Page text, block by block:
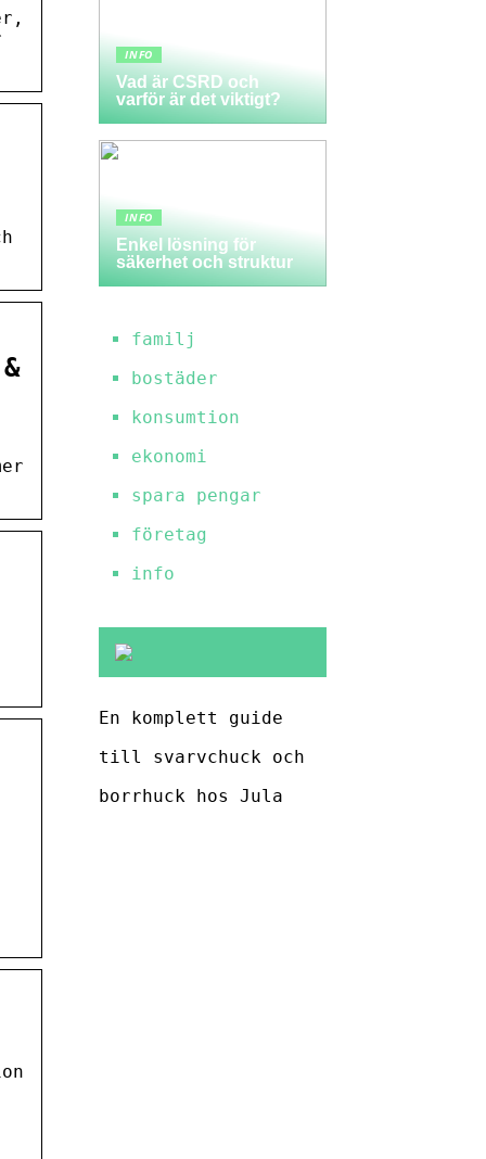
INFO
Vad är CSRD och
varför är det viktigt?
INFO
Enkel lösning för
säkerhet och struktur
familj
bostäder
konsumtion
ekonomi
spara pengar
företag
info
En komplett guide
till svarvchuck och
borrhuck hos Jula